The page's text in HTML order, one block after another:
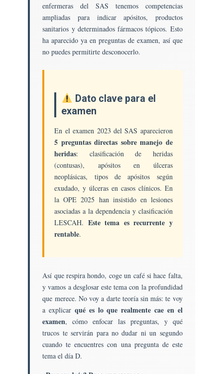
enfermeras del SAS tenemos competencias
ampliadas para indicar apósitos, productos
sanitarios y determinados fármacos tópicos. Esto
ha aparecido ya en preguntas de examen, así que
no puedes permitirte desconocerlo.
Dato clave para el
examen
En el examen 2023 del SAS aparecieron
5 preguntas directas sobre manejo de
heridas: clasificación de heridas
(contusas), apósitos en úlceras
neoplásicas, tipos de apósitos según
exudado, y úlceras en casos clínicos. En
la OPE 2025 han insistido en lesiones
asociadas a la dependencia y clasificación
LESCAH. Este tema es recurrente y
rentable.
Así que respira hondo, coge un café si hace falta,
y vamos a desglosar este tema con la profundidad
que merece. No voy a darte teoría sin más: te voy
a explicar qué es lo que realmente cae en el
examen, cómo enfocar las preguntas, y qué
trucos te servirán para no dudar ni un segundo
cuando te encuentres con una pregunta de este
tema el día D.